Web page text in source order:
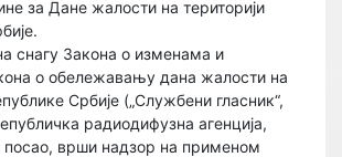
за Дане жалости на територији
снагу Закона о изменама и
о обележавању дана жалости на
Србије („Службени гласник“,
радиодифузна агенција,
посао, врши надзор на применом